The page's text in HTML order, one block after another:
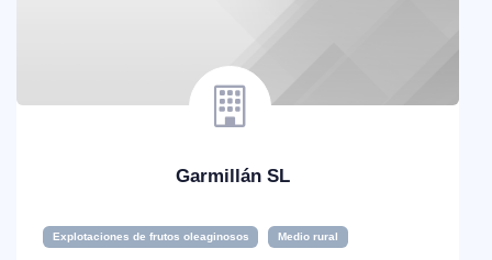
Garmillán SL
Explotaciones de frutos oleaginosos Medio rural